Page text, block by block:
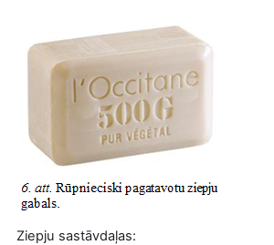
Ziepju sastāvdaļas: